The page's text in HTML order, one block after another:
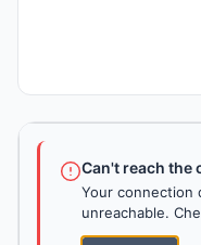
Can't reach the
Your connection
unreachable.